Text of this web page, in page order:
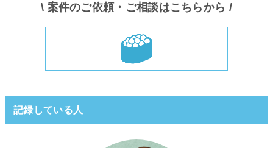
\ 案件のご依頼・ご相談はこちらから /
記録している人